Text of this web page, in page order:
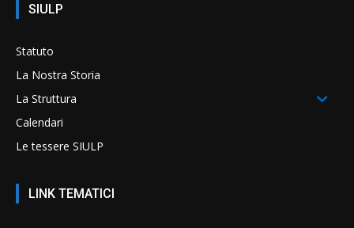
SIULP
Statuto
La Nostra Storia
La Struttura
Calendari
Le tessere SIULP
LINK TEMATICI